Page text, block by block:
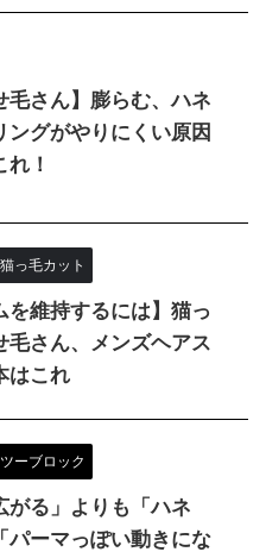
毛さん】膨らむ、ハネ
ングがやりにくい原因
！
猫っ毛カット
を維持するには】猫っ
毛さん、メンズヘアス
はこれ
ツーブロック
がる」よりも「ハネ
パーマっぽい動きにな